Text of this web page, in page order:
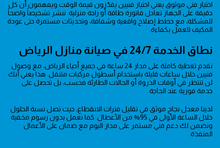
اختيار فني موثوق يعني اختيار فنيين يقدّرون قيمة الوقت ويفهمون أن كل
دقيقة على الجهاز تعادل فاتورة طاقة أو راحة منزلية. ننشر تشخيصاً واضحاً
للمشكلة، مع خطط إصلاح واقعية وشفافة، وتحديثات مستمرة حتى عودة
المكيف للعمل بكفاءة.
نطاق الخدمة 24/7 في صيانة منازل الرياض
نقدم تغطية كاملة على مدار 24 ساعة في جميع أحياء الرياض، مع وصول
فنيين خلال ساعات قليلة باستخدام أسطول مركبات متنقل. هذا يعني أنك
لن تنتظر في أوقات الذروة أو الحالات الطارئة فحسب، بل تحصل على
خدمة فورية عند الحاجة.
لدينا معدل نجاح موثق في تقليل فترات الانقطاع، حيث تصل نسبة الحلول
خلال الساعة الأولى في 95% من الأعطال. كما نعمل بدون رسوم مخفية
ونضمن لك دعم فني مستمر على مدار اليوم مع ضمان على الأعمال
المنفذة.